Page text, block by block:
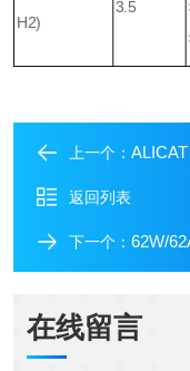
H2)
3.5
上一个：
返回列表
下一个： 62W/
在线留言